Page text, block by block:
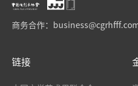
商务合作：
链接